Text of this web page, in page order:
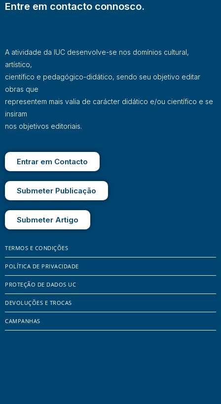
Entre em contacto connosco.
A atividade da IUC desenvolve-se nos domínios cultural,
artístico,
científico e pedagógico-didático, sendo seu objetivo editar
obras que
representem mais valia de carácter didático e/ou científico e se
insiram
nos objetivos editoriais.
Entrar em Contacto
Submeter Publicação
Submeter Artigo
TERMOS E CONDIÇÕES
POLÍTICA DE PRIVACIDADE
PROTEÇÃO DE DADOS UC
DEVOLUÇÕES E TROCAS
CAMPANHAS